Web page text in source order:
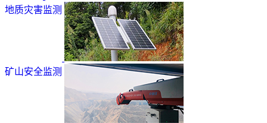
地质灾害监测
矿山安全监测